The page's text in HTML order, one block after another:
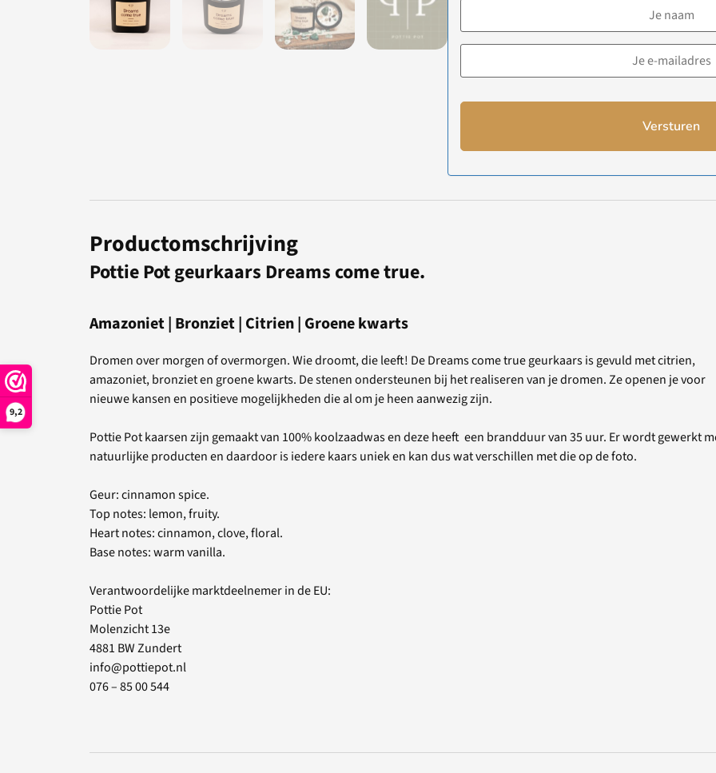
9,2
Versturen
Productomschrijving
Pottie Pot geurkaars Dreams come true.
Amazoniet | Bronziet | Citrien | Groene kwarts
Dromen over morgen of overmorgen. Wie droomt, die leeft! De Dreams come true geurkaars is gevuld met citrien,
amazoniet, bronziet en groene kwarts. De stenen ondersteunen bij het realiseren van je dromen. Ze openen je voor
nieuwe kansen en positieve mogelijkheden die al om je heen aanwezig zijn.
Pottie Pot kaarsen zijn gemaakt van 100% koolzaadwas en deze heeft een brandduur van 35 uur. Er wordt gewerkt
natuurlijke producten en daardoor is iedere kaars uniek en kan dus wat verschillen met die op de foto.
Geur: cinnamon spice.
Top notes: lemon, fruity.
Heart notes: cinnamon, clove, floral.
Base notes: warm vanilla.
Verantwoordelijke marktdeelnemer in de EU:
Pottie Pot
Molenzicht 13e
4881 BW Zundert
info@pottiepot.nl
076 – 85 00 544